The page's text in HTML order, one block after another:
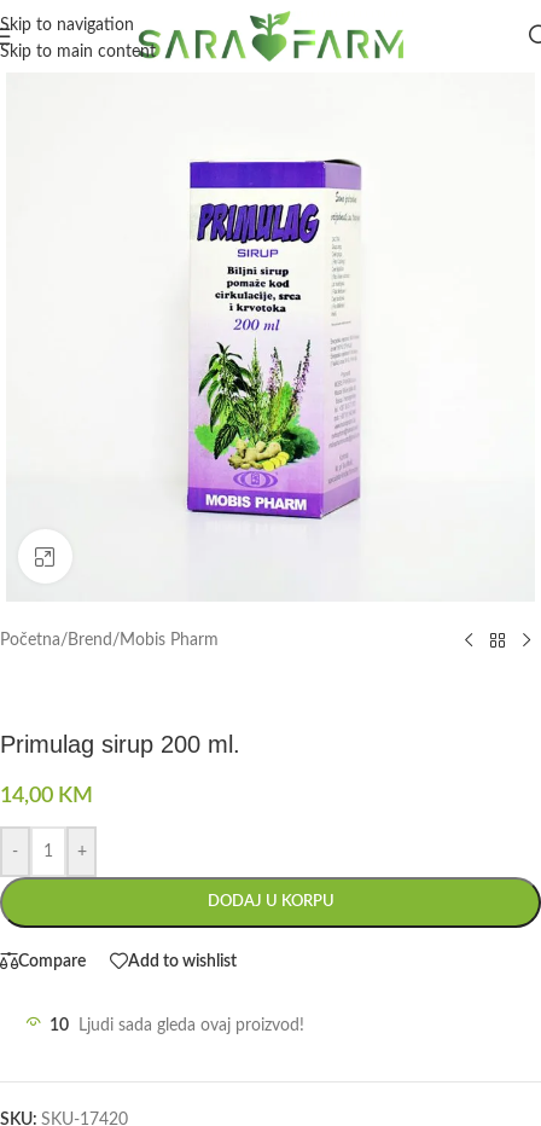
Skip to navigation
Skip to main content
Početna/ Brend / Mobis Pharm
Primulag sirup 200 ml.
14,00 KM
- +
DODAJ U KORPU
Compare Add to wishlist
10 Ljudi sada gleda ovaj proizvod!
SKU: SKU-17420